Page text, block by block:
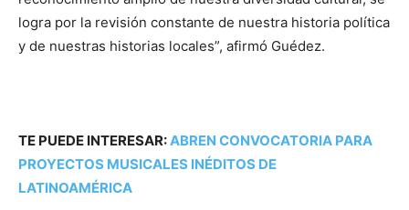
logra por la revisión constante de nuestra historia política
y de nuestras historias locales”, afirmó Guédez.
TE PUEDE INTERESAR:ABREN CONVOCATORIA PARA
PROYECTOS MUSICALES INÉDITOS DE
LATINOAMÉRICA